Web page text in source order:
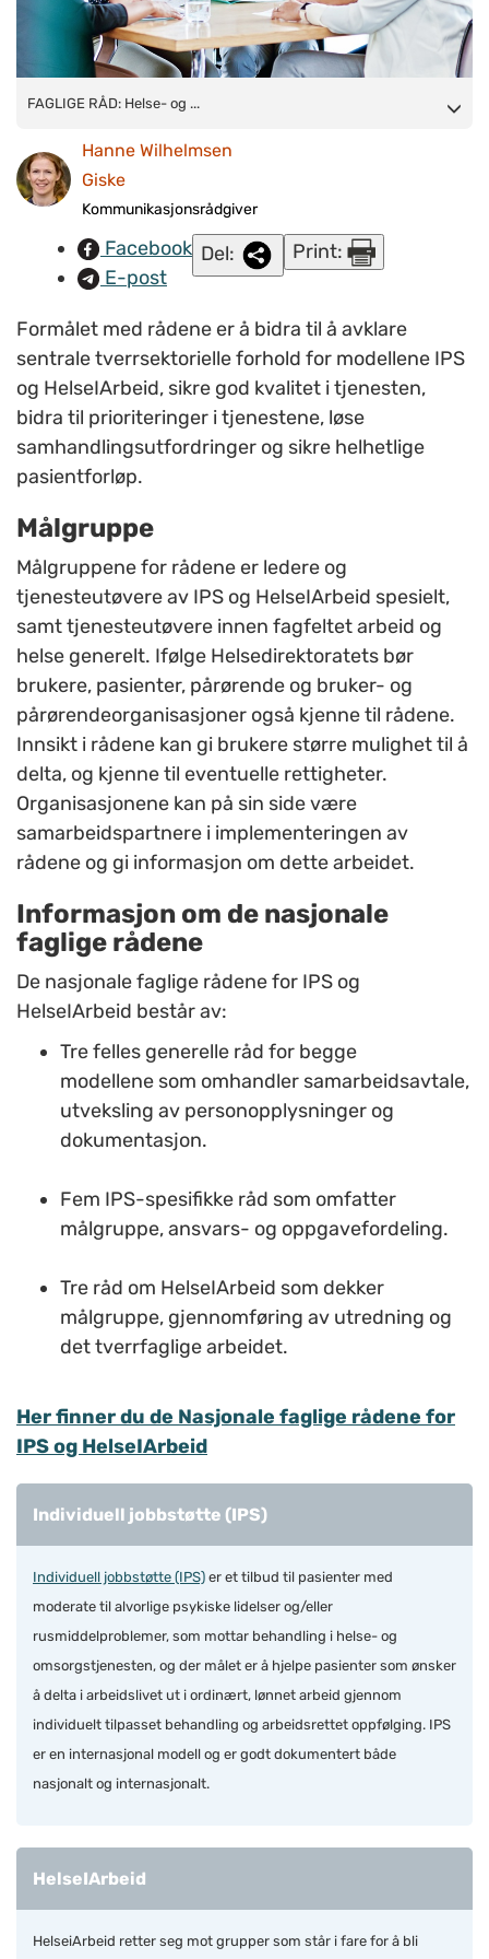
FAGLIGE RÅD: Helse- og omsorgsdepartementet og Arbeids-
for arbeid og helse allerede i 2020. Da arbeid og helse omfatter
et helt fagfelt, ble rådene i første omgang avgrenset til å
omfatte samhandlingsmodellene IPS og
HelseIArbeid.(Illustrasjonsfoto: Colourbox.com)
FAGLIGE RÅD: Helse- og ...
Hanne Wilhelmsen
Giske
Kommunikasjonsrådgiver
Facebook
E-post
Del: Print:
Formålet med rådene er å bidra til å avklare
sentrale tverrsektorielle forhold for modellene IPS
og HelseIArbeid, sikre god kvalitet i tjenesten,
bidra til prioriteringer i tjenestene, løse
samhandlingsutfordringer og sikre helhetlige
pasientforløp.
Målgruppe
Målgruppene for rådene er ledere og
tjenesteutøvere av IPS og HelseIArbeid spesielt,
samt tjenesteutøvere innen fagfeltet arbeid og
helse generelt. Ifølge Helsedirektoratets bør
brukere, pasienter, pårørende og bruker- og
pårørendeorganisasjoner også kjenne til rådene.
Innsikt i rådene kan gi brukere større mulighet til å
delta, og kjenne til eventuelle rettigheter.
Organisasjonene kan på sin side være
samarbeidspartnere i implementeringen av
rådene og gi informasjon om dette arbeidet.
Informasjon om de nasjonale
faglige rådene
De nasjonale faglige rådene for IPS og
HelseIArbeid består av:
Tre felles generelle råd for begge
modellene som omhandler samarbeidsavtale,
utveksling av personopplysninger og
dokumentasjon.
Fem IPS-spesifikke råd som omfatter
målgruppe, ansvars- og oppgavefordeling.
Tre råd om HelseIArbeid som dekker
målgruppe, gjennomføring av utredning og
det tverrfaglige arbeidet.
Her finner du de Nasjonale faglige rådene for
IPS og HelseIArbeid
Individuell jobbstøtte (IPS)
Individuell jobbstøtte (IPS) er et tilbud til pasienter med
moderate til alvorlige psykiske lidelser og/eller
rusmiddelproblemer, som mottar behandling i helse- og
omsorgstjenesten, og der målet er å hjelpe pasienter som ønsker
å delta i arbeidslivet ut i ordinært, lønnet arbeid gjennom
individuelt tilpasset behandling og arbeidsrettet oppfølging. IPS
er en internasjonal modell og er godt dokumentert både
nasjonalt og internasjonalt.
HelseIArbeid
HelseiArbeid retter seg mot grupper som står i fare for å bli